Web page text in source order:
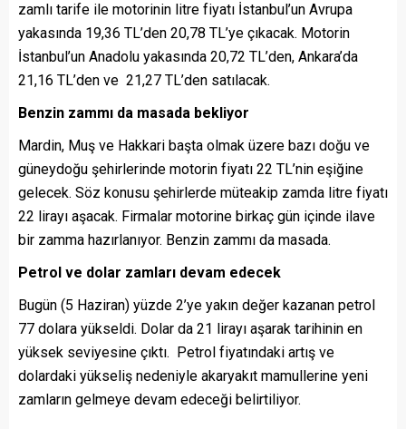
zamlı tarife ile motorinin litre fiyatı İstanbul’un Avrupa
yakasında 19,36 TL’den 20,78 TL’ye çıkacak. Motorin
İstanbul’un Anadolu yakasında 20,72 TL’den, Ankara’da
21,16 TL’den ve 21,27 TL’den satılacak.
Benzin zammı da masada bekliyor
Mardin, Muş ve Hakkari başta olmak üzere bazı doğu ve
güneydoğu şehirlerinde motorin fiyatı 22 TL’nin eşiğine
gelecek. Söz konusu şehirlerde müteakip zamda litre fiyatı
22 lirayı aşacak. Firmalar motorine birkaç gün içinde ilave
bir zamma hazırlanıyor. Benzin zammı da masada.
Petrol ve dolar zamları devam edecek
Bugün (5 Haziran) yüzde 2’ye yakın değer kazanan petrol
77 dolara yükseldi. Dolar da 21 lirayı aşarak tarihinin en
yüksek seviyesine çıktı. Petrol fiyatındaki artış ve
dolardaki yükseliş nedeniyle akaryakıt mamullerine yeni
zamların gelmeye devam edeceği belirtiliyor.